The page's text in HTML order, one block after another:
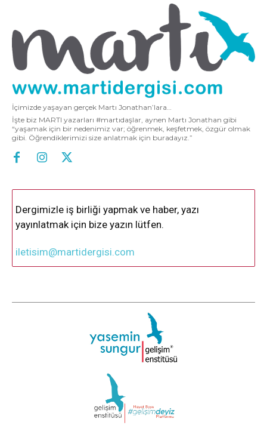
İçimizde yaşayan gerçek Martı Jonathan’lara…
İşte biz MARTI yazarları #martıdaşlar, aynen Martı Jonathan gibi
“yaşamak için bir nedenimiz var; öğrenmek, keşfetmek, özgür olmak
gibi. Öğrendiklerimizi size anlatmak için buradayız.”
Dergimizle iş birliği yapmak ve haber, yazı
yayınlatmak için bize yazın lütfen.
iletisim@martidergisi.com